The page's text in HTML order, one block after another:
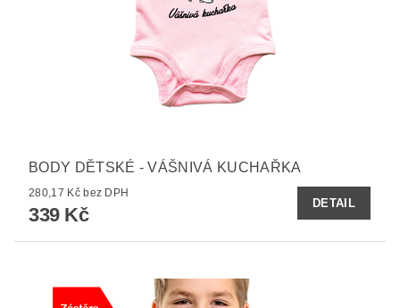
BODY DĚTSKÉ - VÁŠNIVÁ KUCHAŘKA
280,17 Kč bez DPH
339 Kč
DETAIL